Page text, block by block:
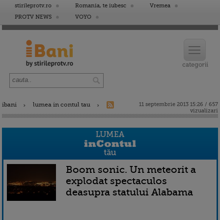
stirileprotv.ro Romania, te iubesc
Vremea
PROTV NEWS
VOYO
ibani lumea in contul tau
11 septembrie 2013 15:26 / 657
vizualizari
Boom sonic. Un meteorit a
explodat spectaculos
deasupra statului Alabama